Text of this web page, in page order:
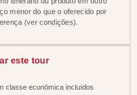
menor do que o oferecido por
(ver condições).
este tour
classe econômica incluídos